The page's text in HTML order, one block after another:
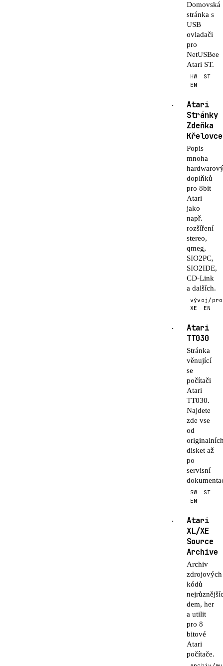
Domovská
stránka s
USB
ovladači
pro
NetUSBee
Atari ST.
HW
ST
EN
·
Atari
Stránky
Zdeňka
Křelovce
Popis
mnoha
doplňků
pro 8bit
Atari
jako
např.
rozšíření
stereo,
qmeg,
SIO2PC,
SIO2IDE,
CD-Link
a dalších.
vývoj/
XE
EN
·
Atari
TT030
Stránka
věnující
se
počítači
Atari
TT030.
Najdete
zde vse
od
disket až
po
servisní
SW
ST
EN
·
Atari
XL/XE
Source
Archive
Archiv
zdrojových
kódů
dem, her
a utilit
pro 8
bitové
Atari
počítače.